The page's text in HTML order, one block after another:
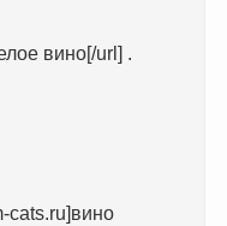
вино[/url] .
cats.ru]вино